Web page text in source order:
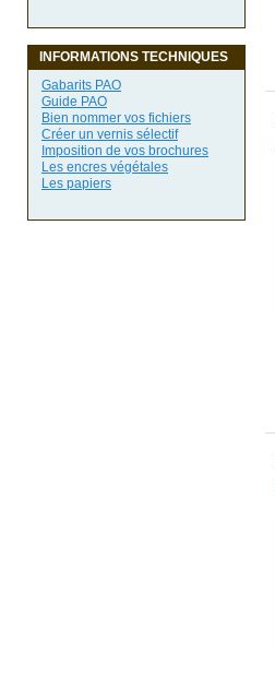
INFORMATIONS TECHNIQUES
Gabarits PAO
Guide PAO
Bien nommer vos fichiers
Créer un vernis sélectif
Imposition de vos brochures
Les encres végétales
Les papiers